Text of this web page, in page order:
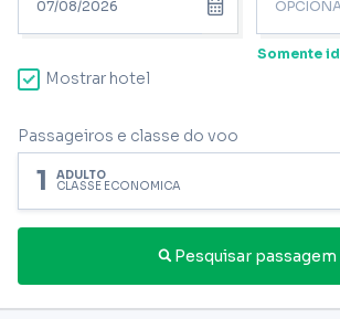
Somente
Mostrar hotel
Passageiros e classe do voo
1 ADULTO
CLASSE ECONÔMICA
Pesquisar passagem